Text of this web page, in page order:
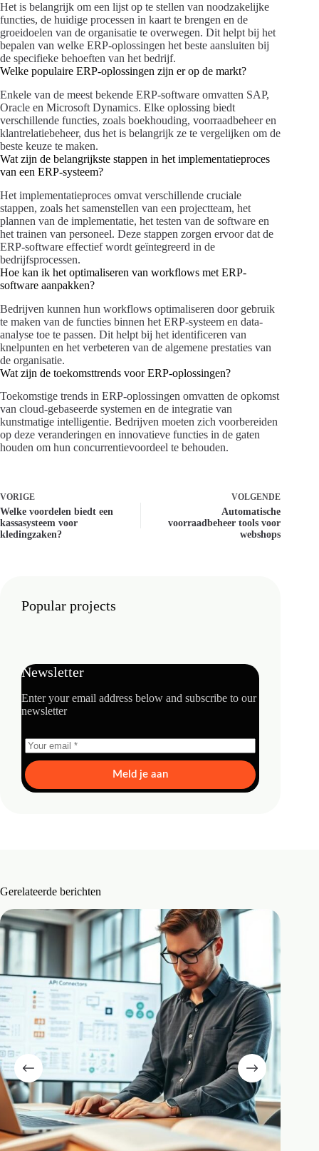
Het is belangrijk om een lijst op te stellen van noodzakelijke
functies, de huidige processen in kaart te brengen en de
groeidoelen van de organisatie te overwegen. Dit helpt bij het
bepalen van welke ERP-oplossingen het beste aansluiten bij
de specifieke behoeften van het bedrijf.
Welke populaire ERP-oplossingen zijn er op de markt?
Enkele van de meest bekende ERP-software omvatten SAP,
Oracle en Microsoft Dynamics. Elke oplossing biedt
verschillende functies, zoals boekhouding, voorraadbeheer en
klantrelatiebeheer, dus het is belangrijk ze te vergelijken om de
beste keuze te maken.
Wat zijn de belangrijkste stappen in het implementatieproces
van een ERP-systeem?
Het implementatieproces omvat verschillende cruciale
stappen, zoals het samenstellen van een projectteam, het
plannen van de implementatie, het testen van de software en
het trainen van personeel. Deze stappen zorgen ervoor dat de
ERP-software effectief wordt geïntegreerd in de
bedrijfsprocessen.
Hoe kan ik het optimaliseren van workflows met ERP-
software aanpakken?
Bedrijven kunnen hun workflows optimaliseren door gebruik
te maken van de functies binnen het ERP-systeem en data-
analyse toe te passen. Dit helpt bij het identificeren van
knelpunten en het verbeteren van de algemene prestaties van
de organisatie.
Wat zijn de toekomsttrends voor ERP-oplossingen?
Toekomstige trends in ERP-oplossingen omvatten de opkomst
van cloud-gebaseerde systemen en de integratie van
kunstmatige intelligentie. Bedrijven moeten zich voorbereiden
op deze veranderingen en innovatieve functies in de gaten
houden om hun concurrentievoordeel te behouden.
VORIGE
Welke voordelen biedt een
kassasysteem voor
kledingzaken?
VOLGENDE
Automatische
voorraadbeheer tools voor
webshops
Popular projects
Newsletter
Enter your email address below and subscribe to our
newsletter
Meld je aan
Gerelateerde berichten